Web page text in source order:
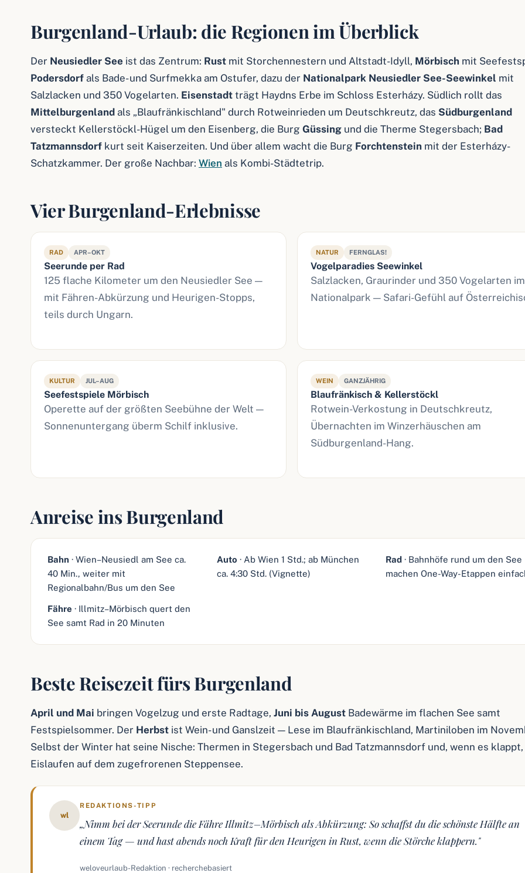
Burgenland-Urlaub: die Regionen im Überblick
Der Neusiedler See ist das Zentrum: Rust mit Storchennestern und Altstadt-Idyll, Mörbisch mit
Podersdorf als Bade- und Surfmekka am Ostufer, dazu der Nationalpark Neusiedler See-Seewinkel mit
Salzlacken und 350 Vogelarten. Eisenstadt trägt Haydns Erbe im Schloss Esterházy. Südlich rollt das
Mittelburgenland als „Blaufränkischland" durch Rotweinrieden um Deutschkreutz, das Südburgenland
versteckt Kellerstöckl-Hügel um den Eisenberg, die Burg Güssing und die Therme Stegersbach; Bad
Tatzmannsdorf kurt seit Kaiserzeiten. Und über allem wacht die Burg Forchtenstein mit der Esterházy-
Schatzkammer. Der große Nachbar: Wien als Kombi-Städtetrip.
Vier Burgenland-Erlebnisse
RAD APR–OKT
Seerunde per Rad
125 flache Kilometer um den Neusiedler See —
mit Fähren-Abkürzung und Heurigen-Stopps,
teils durch Ungarn.
NATUR FERNGLAS!
Vogelparadies Seewinkel
Salzlacken, Graurinder und 350 Vogelarten im
Nationalpark — Safari-Gefühl auf
KULTUR JUL–AUG
Seefestspiele Mörbisch
Operette auf der größten Seebühne der Welt —
Sonnenuntergang überm Schilf inklusive.
WEIN GANZJÄHRIG
Blaufränkisch & Kellerstöckl
Rotwein-Verkostung in Deutschkreutz,
Übernachten im Winzerhäuschen am
Südburgenland-Hang.
Anreise ins Burgenland
Bahn · Wien–Neusiedl am See ca.
40 Min., weiter mit
Regionalbahn/Bus um den See
Auto · Ab Wien 1 Std.; ab München
ca. 4:30 Std. (Vignette)
Rad · Bahnhöfe rund um den See
machen One-Way-Etappen
Fähre · Illmitz–Mörbisch quert den
See samt Rad in 20 Minuten
Beste Reisezeit fürs Burgenland
April und Mai bringen Vogelzug und erste Radtage, Juni bis August Badewärme im flachen See samt
Festspielsommer. Der Herbst ist Wein- und Ganslzeit — Lese im Blaufränkischland, Martiniloben im
Selbst der Winter hat seine Nische: Thermen in Stegersbach und Bad Tatzmannsdorf und, wenn es klappt,
Eislaufen auf dem zugefrorenen Steppensee.
wl
REDAKTIONS-TIPP
„Nimm bei der Seerunde die Fähre Illmitz–Mörbisch als Abkürzung: So schaffst du die schönste Hälfte an
einem Tag — und hast abends noch Kraft für den Heurigen in Rust, wenn die Störche klappern."
weloveurlaub-Redaktion · recherchebasiert